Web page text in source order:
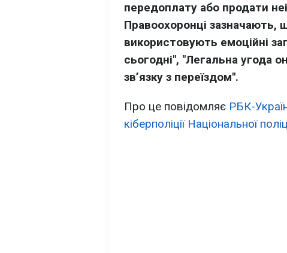
передоплату або продати
Правоохоронці зазначають,
використовують емоційні
сьогодні", "Легальна угода
зв’язку з переїздом".
Про це повідомляє РБК-
кіберполіції Національної